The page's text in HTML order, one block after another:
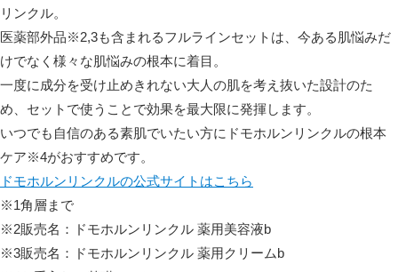
リンクル。
医薬部外品※2,3も含まれるフルラインセットは、今ある肌悩みだ
けでなく様々な肌悩みの根本に着目。
一度に成分を受け止めきれない大人の肌を考え抜いた設計のた
め、セットで使うことで効果を最大限に発揮します。
いつでも自信のある素肌でいたい方にドモホルンリンクルの根本
ケア※4がおすすめです。
ドモホルンリンクルの公式サイトはこちら
※1角層まで
※2販売名：ドモホルンリンクル 薬用美容液b
※3販売名：ドモホルンリンクル 薬用クリームb